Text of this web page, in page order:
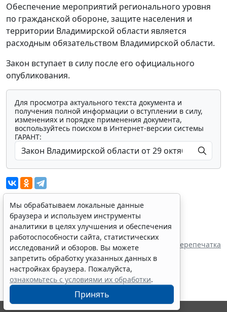
Обеспечение мероприятий регионального уровня
по гражданской обороне, защите населения и
территории Владимирской области является
расходным обязательством Владимирской области.
Закон вступает в силу после его официального
опубликования.
Для просмотра актуального текста документа и
получения полной информации о вступлении в силу,
изменениях и порядке применения документа,
воспользуйтесь поиском в Интернет-версии системы
ГАРАНТ:
Показать все материалы
Источник:
Законодательное Собрание Владимирской
области
Перепечатка
Мы обрабатываем локальные данные
браузера и используем инструменты
аналитики в целях улучшения и обеспечения
работоспособности сайта, статистических
исследований и обзоров. Вы можете
запретить обработку указанных данных в
настройках браузера. Пожалуйста,
ознакомьтесь с условиями их обработки.
Принять